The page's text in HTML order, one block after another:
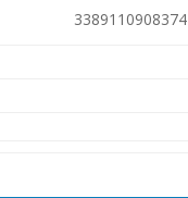
3389110908374